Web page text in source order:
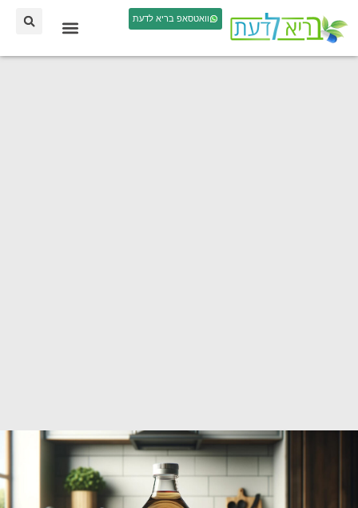
וואטסאפ בריא לדעת